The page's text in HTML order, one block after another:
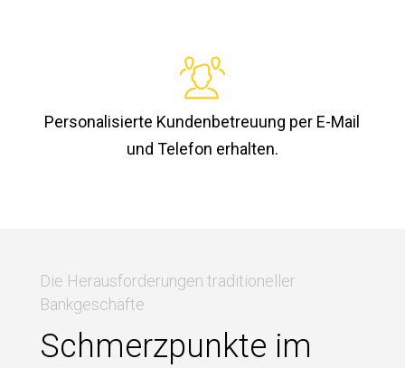
Personalisierte Kundenbetreuung per E-Mail
und Telefon erhalten.
Die Herausforderungen traditioneller
Bankgeschäfte
Schmerzpunkte im